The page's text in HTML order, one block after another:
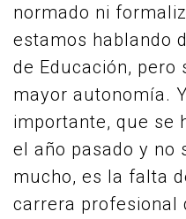
normado ni
estamos hablando
de Educación, pero
mayor autonomía.
importante, que se
el año pasado y no
mucho, es la falta
carrera profesional